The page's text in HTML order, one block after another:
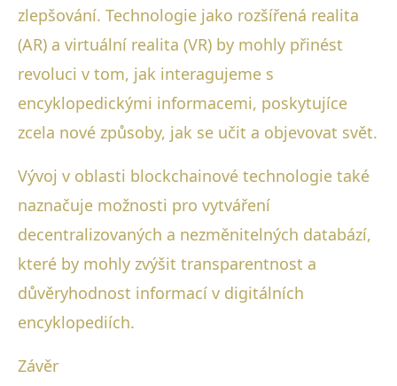
zlepšování. Technologie jako rozšířená realita
(AR) a virtuální realita (VR) by mohly přinést
revoluci v tom, jak interagujeme s
encyklopedickými informacemi, poskytujíce
zcela nové způsoby, jak se učit a objevovat svět.
Vývoj v oblasti blockchainové technologie také
naznačuje možnosti pro vytváření
decentralizovaných a nezměnitelných databází,
které by mohly zvýšit transparentnost a
důvěryhodnost informací v digitálních
encyklopediích.
Závěr